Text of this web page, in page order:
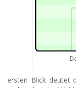
ersten Blick deutet